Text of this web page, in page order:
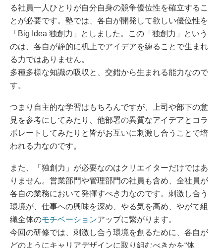
る社員一人ひとりが自分自身の競争優位性を確立するこ
とが必要です。塾では、各自が開発して欲しい優位性を
「Big Idea 独創力」としました。この「独創力」という
のは、各自が静的に机上でアイデアを練ることで生まれ
る力ではありません。
多種多様な知識の吸収と、交錯から生まれる能力なので
す。
つまり自主的な学習はもちろんですが、上司や部下の意
見を参考にしてみたり、他部署の異質なアイデアとコラ
ボレートしてみたりと皆がお互いに刺激し合うことで培
われる力なのです。
また、「独創力」が必要なのはクリエイターだけではあ
りません。営業部門や管理部門の社員も含め、全社員が
各自の業務において発揮すべき力なのです。刺激し合う
環境が、仕事への興味を深め、やる気を高め、やがて組
織全体のモチベーションアップに繋がります。
今回の研修では、刺激し合う環境を創るために、各自が
どのようにキャリアデザインに取り組むべきかを“体